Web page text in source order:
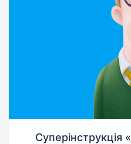
Суперінструкція